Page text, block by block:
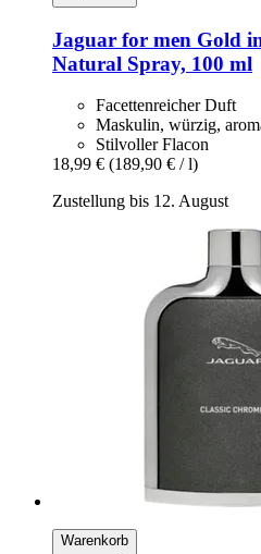
Jaguar for men Gold
Natural Spray, 100 ml
Facettenreicher Duft
Maskulin, würzig,
Stilvoller Flacon
18,99 € (189,90 € / l)
Zustellung bis 12. August
Warenkorb